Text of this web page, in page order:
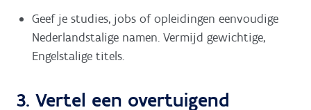
Geef je studies, jobs of opleidingen eenvoudige
Nederlandstalige namen. Vermijd gewichtige,
Engelstalige titels.
3. Vertel een overtuigend